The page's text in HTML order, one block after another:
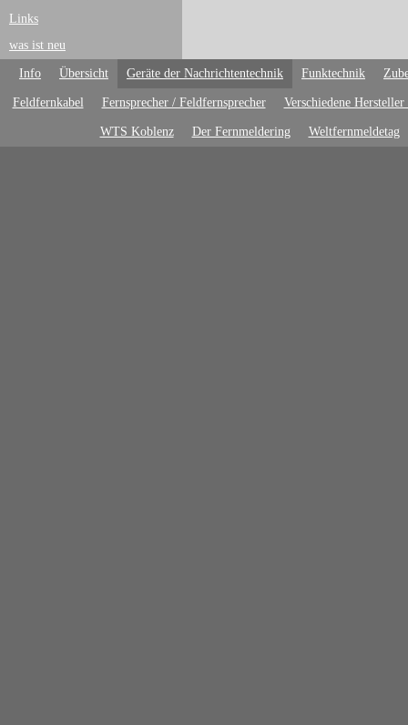
Links
was ist neu
Info Übersicht Geräte der Nachrichtentechnik Funktechnik
Feldfernkabel Fernsprecher / Feldfernsprecher Verschiedene
WTS Koblenz Der Fernmeldering Weltfernmeldetag